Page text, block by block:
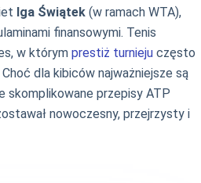
Iga Świątek (w ramach WTA),
finansowymi. Tenis
w którym prestiż turnieju często
dla kibiców najważniejsze są
skomplikowane przepisy ATP
nowoczesny, przejrzysty i